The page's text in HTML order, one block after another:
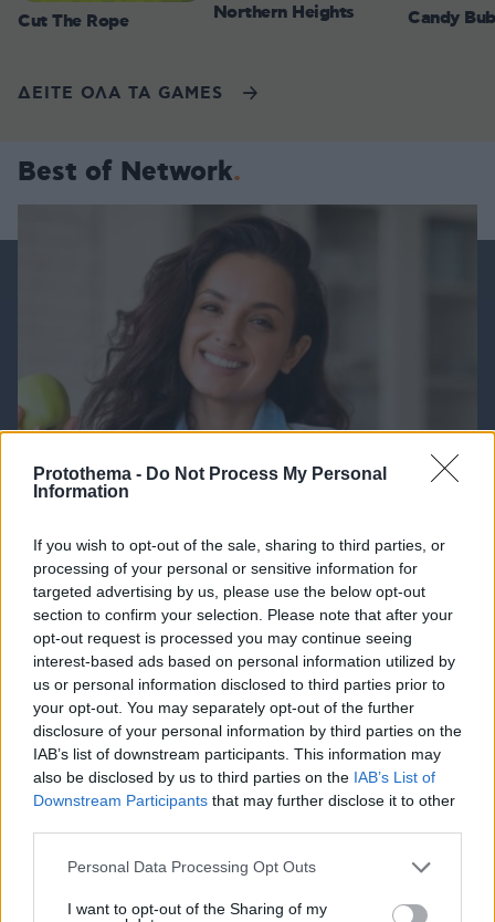
Protothema - Do Not Process My Personal
Information
If you wish to opt-out of the sale, sharing to third parties, or
processing of your personal or sensitive information for
targeted advertising by us, please use the below opt-out
section to confirm your selection. Please note that after your
opt-out request is processed you may continue seeing
interest-based ads based on personal information utilized by
us or personal information disclosed to third parties prior to
your opt-out. You may separately opt-out of the further
disclosure of your personal information by third parties on the
IAB’s list of downstream participants. This information may
also be disclosed by us to third parties on the IAB’s List of
Downstream Participants that may further disclose it to other
Please note that this website/app uses one or more Google
not limited to your visit or usage behaviour. You may click to
Personal Data Processing Opt Outs
I want to opt-out of the Sharing of my
Cut The Rope Northern Heights Candy
ΔΕΙΤΕ ΟΛΑ ΤΑ GAMES
Best of Network
Τα φρούτα που επιλέγουν 4 ενδοκρινολόγοι για
καλύτερο έλεγχο του σακχάρου – Το ένα μειώνει
το λίπος στην κοιλιά
06.08.2026, 08:01